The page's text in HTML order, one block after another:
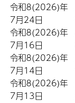
令和8(2026)年
7月24日
令和8(2026)年
7月16日
令和8(2026)年
7月14日
令和8(2026)年
7月13日